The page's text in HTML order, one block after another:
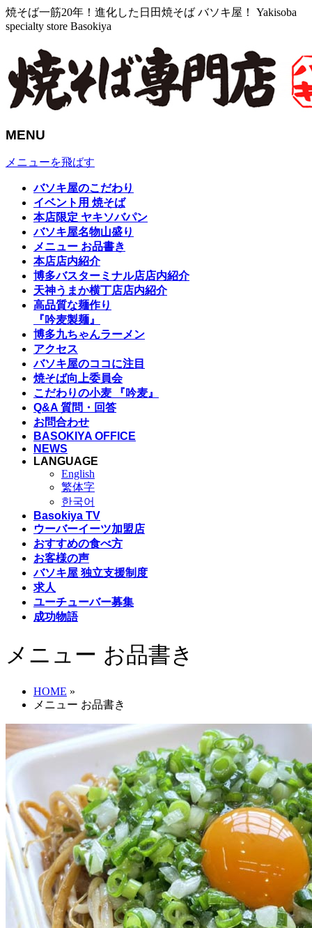
焼そば一筋20年！進化した日田焼そば バソキ屋！ Yakisoba
specialty store Basokiya
MENU
メニューを飛ばす
バソキ屋のこだわり
イベント用 焼そば
本店限定 ヤキソバパン
バソキ屋名物山盛り
メニュー お品書き
本店店内紹介
博多バスターミナル店店内紹介
天神うまか横丁店店内紹介
高品質な麺作り
『吟麦製麺』
博多九ちゃんラーメン
アクセス
バソキ屋のココに注目
焼そば向上委員会
こだわりの小麦 『吟麦』
Q&A 質問・回答
お問合わせ
BASOKIYA OFFICE
NEWS
LANGUAGE
English
繁体字
한국어
Basokiya TV
ウーバーイーツ加盟店
おすすめの食べ方
お客様の声
バソキ屋 独立支援制度
求人
ユーチューバー募集
成功物語
メニュー お品書き
HOME »
メニュー お品書き